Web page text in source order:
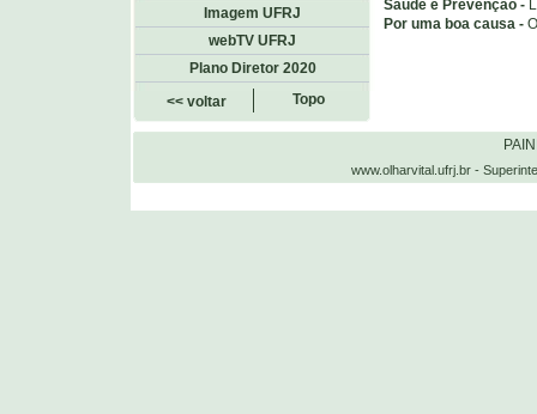
Saúde e Prevenção -
Por uma boa causa -
Imagem UFRJ
webTV UFRJ
Plano Diretor 2020
<< voltar
Topo
www.olharvital.ufrj.br -